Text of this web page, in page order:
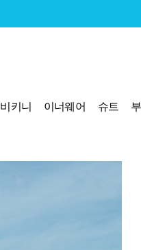
비키니 이너웨어 슈트